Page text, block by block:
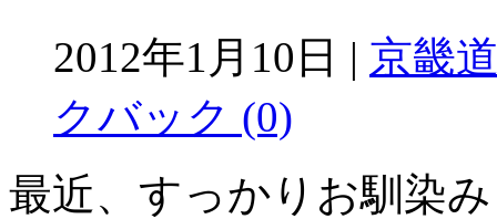
2012年1月10日 | 京畿
クバック (0)
最近、すっかりお馴染